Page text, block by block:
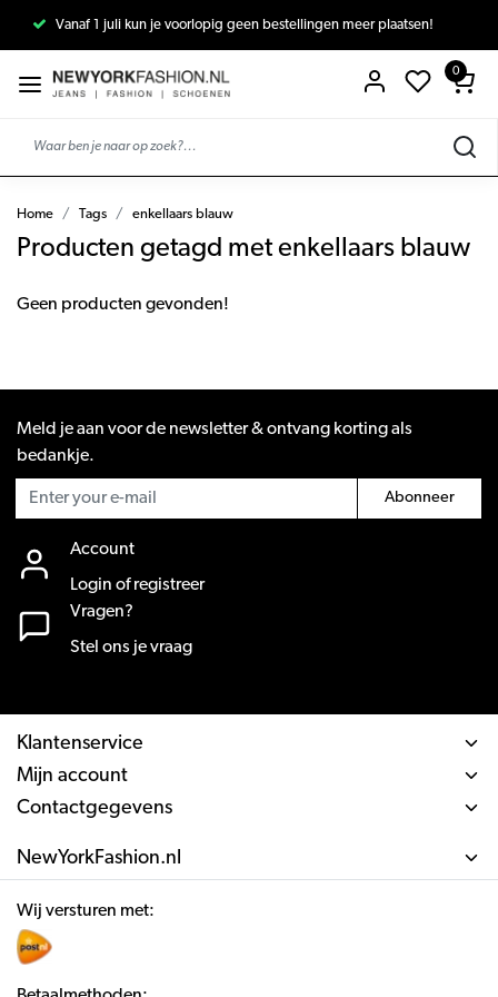
Vanaf 1 juli kun je voorlopig geen bestellingen meer plaatsen!
0
Home Tags enkellaars blauw
Producten getagd met enkellaars blauw
Geen producten gevonden!
Meld je aan voor de newsletter & ontvang korting als
bedankje.
Abonneer
Account
Login of registreer
Vragen?
Stel ons je vraag
Klantenservice
Mijn account
Contactgegevens
NewYorkFashion.nl
Wij versturen met: